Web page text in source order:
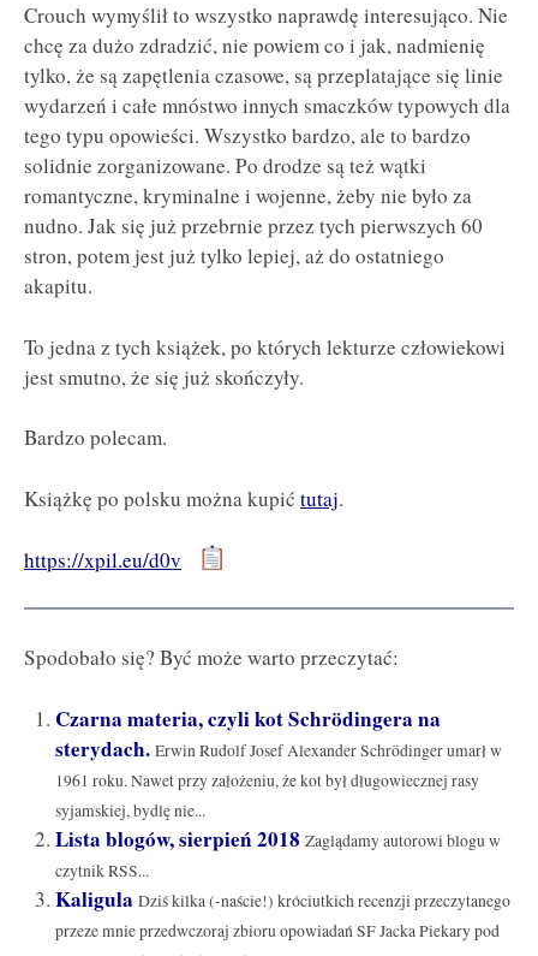
Crouch wymyślił to wszystko naprawdę interesująco. Nie
chcę za dużo zdradzić, nie powiem co i jak, nadmienię
tylko, że są zapętlenia czasowe, są przeplatające się linie
wydarzeń i całe mnóstwo innych smaczków typowych dla
tego typu opowieści. Wszystko bardzo, ale to bardzo
solidnie zorganizowane. Po drodze są też wątki
romantyczne, kryminalne i wojenne, żeby nie było za
nudno. Jak się już przebrnie przez tych pierwszych 60
stron, potem jest już tylko lepiej, aż do ostatniego
akapitu.
To jedna z tych książek, po których lekturze człowiekowi
jest smutno, że się już skończyły.
Bardzo polecam.
Książkę po polsku można kupić tutaj.
https://xpil.eu/d0v
Spodobało się? Być może warto przeczytać:
Czarna materia, czyli kot Schrödingera na
sterydach. Erwin Rudolf Josef Alexander Schrödinger umarł w
1961 roku. Nawet przy założeniu, że kot był długowiecznej rasy
syjamskiej, bydlę nie...
Lista blogów, sierpień 2018 Zaglądamy autorowi blogu w
czytnik RSS...
Kaligula Dziś kilka (-naście!) króciutkich recenzji przeczytanego
przeze mnie przedwczoraj zbioru opowiadań SF Jacka Piekary pod